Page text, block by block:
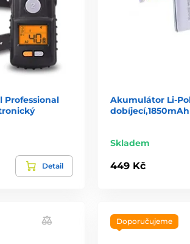
Professional
Detail
Akumulátor Li-
dobíjecí,1850mAh
Skladem
449 Kč
Doporučujeme